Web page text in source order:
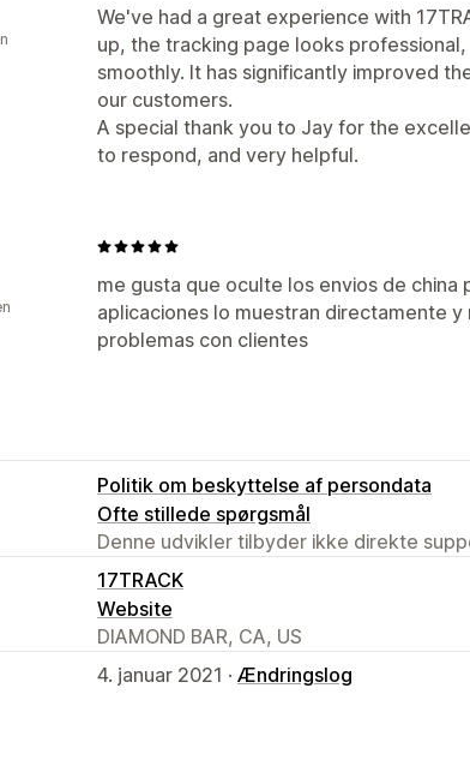
We've had a great experience with
up, the tracking page looks
smoothly. It has significantly improved
our customers.
A special thank you to Jay for the
to respond, and very helpful.
me gusta que oculte los envios de china
aplicaciones lo muestran directamente
problemas con clientes
Politik om beskyttelse af persondata
Ofte stillede spørgsmål
Denne udvikler tilbyder ikke direkte
17TRACK
Website
DIAMOND BAR, CA, US
4. januar 2021 · Ændringslog